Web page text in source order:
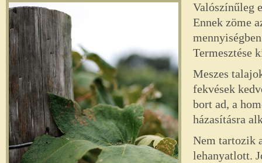
Valószínűleg
Ennek zöme
Termesztése
Meszes
fekvések
bort ad, a
házasításra
Nem tartozik
lehanyatlott.